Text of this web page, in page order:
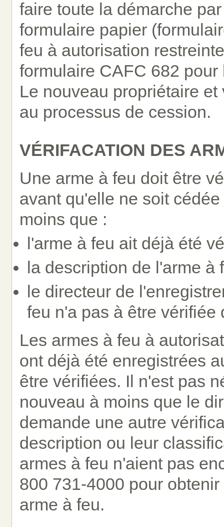
faire toute la démarche
formulaire papier
feu à autorisation
formulaire CAFC 682
Le nouveau propriétaire
au processus de cession.
VÉRIFACATION DES
Une arme à feu doit être
avant qu'elle ne soit
moins que :
l'arme à feu ait déjà été
la description de l'arme à
le directeur de
feu n'a pas à être vérifiée
Les armes à feu à
ont déjà été enregistrées
être vérifiées. Il n'est pas
nouveau à moins que le
demande une autre
description ou leur
armes à feu n'aient pas
800 731-4000 pour
arme à feu.